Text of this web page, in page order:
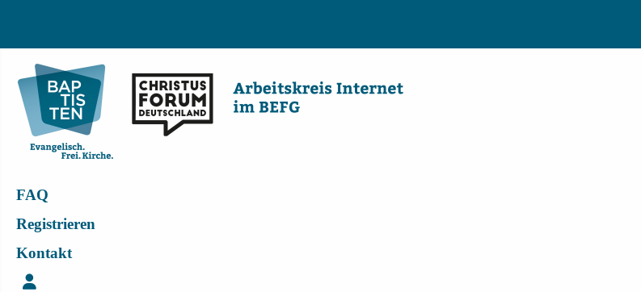
FAQ
Registrieren
Kontakt